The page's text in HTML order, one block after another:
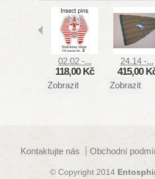
02.02 -...
118,00 Kč
Zobrazit
24.14 -...
415,00
Zobrazit
Kontaktujte nás Obchodní
© Copyright 2014